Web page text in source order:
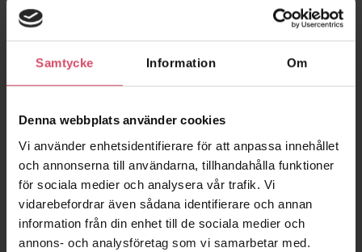
Samtycke Information Om
Denna webbplats använder cookies
Vi använder enhetsidentifierare för att anpassa innehållet
och annonserna till användarna, tillhandahålla funktioner
för sociala medier och analysera vår trafik. Vi
vidarebefordrar även sådana identifierare och annan
information från din enhet till de sociala medier och
annons- och analysföretag som vi samarbetar med.
Exportera din textur och applicera till din 3D-konstruktion. Du
hittar en beskrivning över hur du lägger in bilden i ditt 3D-